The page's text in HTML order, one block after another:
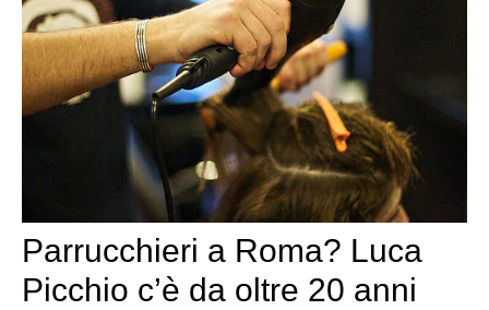
Parrucchieri a Roma? Luca
Picchio c’è da oltre 20 anni